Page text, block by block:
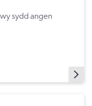
sydd angen